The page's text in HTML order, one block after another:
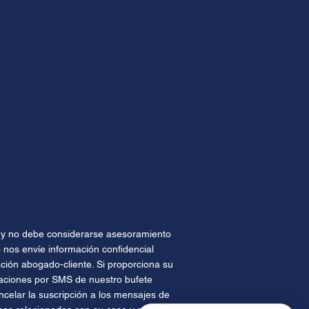
no debe considerarse asesoramiento
envíe información confidencial
abogado-cliente. Si proporciona su
por SMS de nuestro bufete
la suscripción a los mensajes de